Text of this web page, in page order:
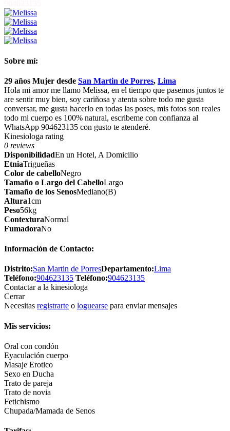
Sobre mí:
29 años Mujer desde San Martin de Porres, Lima
Hola mi amor me llamo Melissa, en el tiempo que pasemos juntos te
are sentir muy bien, soy cariñosa y atenta sobre todo me gusta
conversar, me gusta hacerlo en todas las poses, mis fotos son reales
todo mi cuerpo es 100% natural, escribeme con confianza al
WhatsApp 904623135 con gusto te atenderé.
Kinesiologa rating
0 reviews
DisponibilidadEn un Hotel, A Domicilio
EtniaTrigueñas
Color de cabelloNegro
Tamaño o Largo del CabelloLargo
Tamaño de los SenosMediano(B)
Altura1cm
Peso56kg
ContexturaNormal
FumadoraNo
Información de Contacto:
Distrito:San Martin de PorresDepartamento:Lima
Teléfono:904623135 Teléfono:904623135
Contactar a la kinesiologa
Cerrar
Necesitas registrarte o loguearse para enviar mensajes
Mis servicios:
Oral con condón
Eyaculación cuerpo
Masaje Erotico
Sexo en Ducha
Trato de pareja
Trato de novia
Fetichismo
Chupada/Mamada de Senos